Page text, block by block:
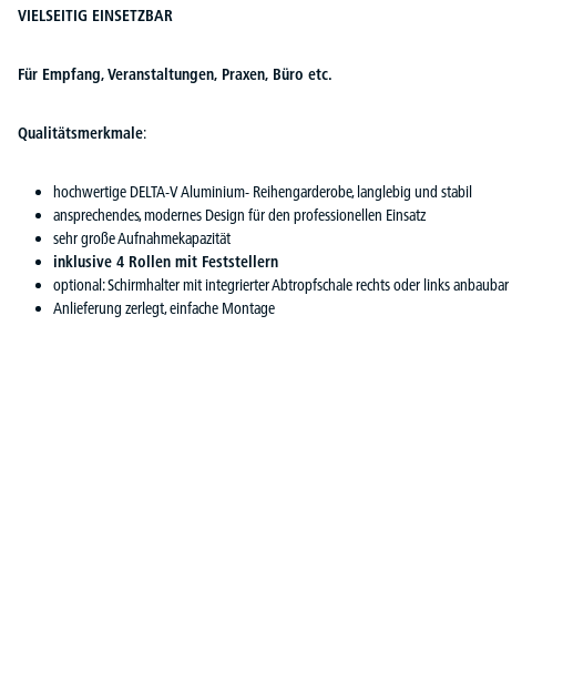
VIELSEITIG EINSETZBAR
Für Empfang, Veranstaltungen, Praxen, Büro etc.
Qualitätsmerkmale:
hochwertige DELTA-V Aluminium- Reihengarderobe, langlebig und stabil
ansprechendes, modernes Design für den professionellen Einsatz
sehr große Aufnahmekapazität
inklusive 4 Rollen mit Feststellern
optional: Schirmhalter mit integrierter Abtropfschale rechts oder links anbaubar
Anlieferung zerlegt, einfache Montage